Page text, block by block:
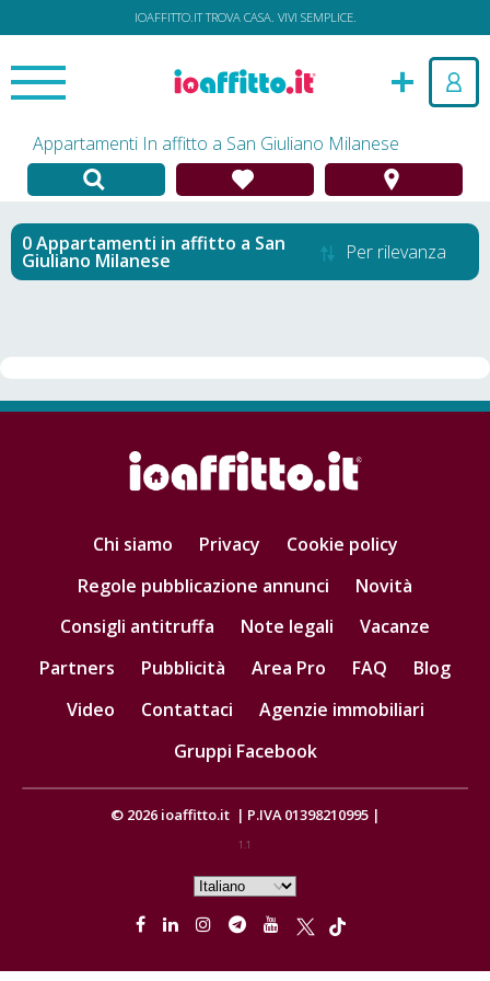
IOAFFITTO.IT TROVA CASA. VIVI SEMPLICE.
Appartamenti In affitto a San Giuliano Milanese
Appartamenti in affitto a San
Giuliano Milanese Per rilevanza
Chi siamo Privacy
Cookie policy
Regole pubblicazione annunci
Novità
Consigli antitruffa
Note legali
Vacanze
Partners
Pubblicità Area Pro FAQ
Blog
Video
Contattaci
Agenzie immobiliari
Gruppi Facebook
© 2026 ioaffitto.it | P.IVA 01398210995 |
1.1